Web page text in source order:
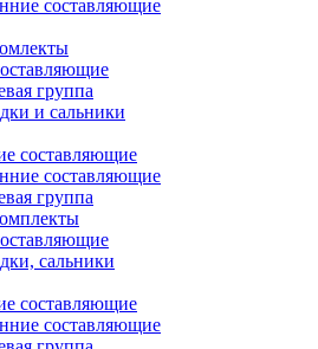
составляющие
группа
и сальники
составляющие
составляющие
группа
сальники
составляющие
составляющие